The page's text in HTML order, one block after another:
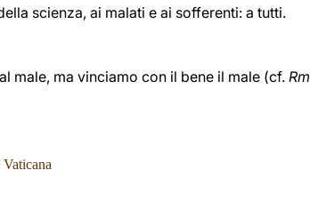
scienza, ai malati e ai sofferenti: a tutti.
male, ma vinciamo con il bene il male (cf.Rm